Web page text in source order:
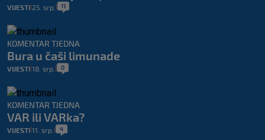
VIJESTI 25. srp. 11
KOMENTAR TJEDNA
Bura u čaši limunade
VIJESTI 18. srp. 0
KOMENTAR TJEDNA
VAR ili VARka?
VIJESTI 11. srp. 4